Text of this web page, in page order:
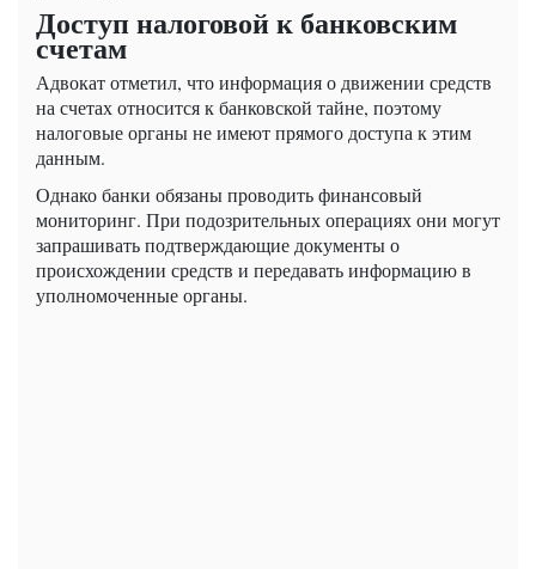
Доступ налоговой к банковским
счетам
Адвокат отметил, что информация о движении средств
на счетах относится к банковской тайне, поэтому
налоговые органы не имеют прямого доступа к этим
данным.
Однако банки обязаны проводить финансовый
мониторинг. При подозрительных операциях они могут
запрашивать подтверждающие документы о
происхождении средств и передавать информацию в
уполномоченные органы.